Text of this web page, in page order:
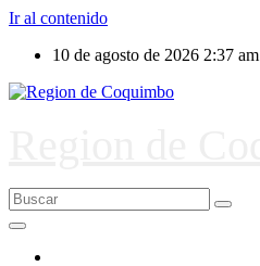
Ir al contenido
10 de agosto de 2026 2:37 am